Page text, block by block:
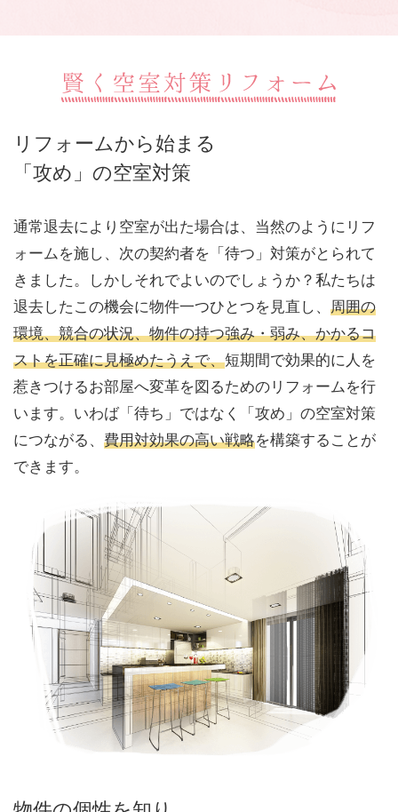
リフォームから始まる
「攻め」の空室対策
通常退去により空室が出た場合は、当然のようにリフ
ォームを施し、次の契約者を「待つ」対策がとられて
きました。しかしそれでよいのでしょうか？私たちは
退去したこの機会に物件一つひとつを見直し、 周囲の
環境、競合の状況、物件の持つ強み・弱み、かかるコ
ストを正確に見極めたうえで、短期間で効果的に人を
惹きつけるお部屋へ変革を図るためのリフォームを行
います。いわば「待ち」ではなく「攻め」の空室対策
につながる、 費用対効果の高い戦略を構築することが
できます。